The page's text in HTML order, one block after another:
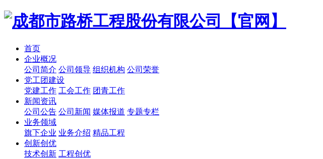
首页
企业概况
公司简介 公司领导 组织机构 公司荣誉
党工团建设
党建工作 工会工作 团青工作
新闻资讯
公司公告 公司新闻 媒体报道 专题专栏
业务领域
旗下企业 业务介绍 精品工程
创新创优
技术创新 工程创优